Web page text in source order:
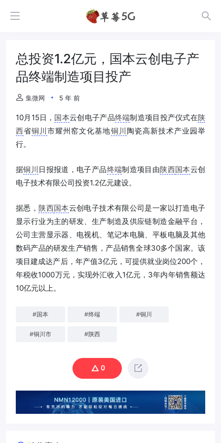
总投资1.2亿元，国本云创电子产
品终端制造项目投产
集微网 5 年 前
10月15日， 国本云创电子产品终端制造项目投产仪式在陕
西省铜川市耀州窑文化基地铜川陶瓷高新技术产业园举
行。
据铜川 日报报道，电子产品终端制造项目由陕西国本云创
电子技术有限公司投资1.2亿元建设。
据悉，陕西国本云创电子技术有限公司是一家以打造电子
显示行业为主的研发、生产制造及供应链制造金融平台，
公司主营显示器、电视机、笔记本电脑、平板电脑及其他
数码产品的研发生产销售，产品销售全球30多个国家。该
项目建成达产后，年产值3亿元，可提供就业岗位200个，
年税收1000万元，实现外汇收入1亿元，3年内年销售额达
10亿元以上。
#国本 #终端 #铜川
#铜川市 #陕西
0